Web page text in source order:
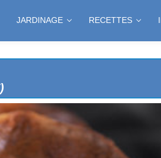
JARDINAGE RECETTES